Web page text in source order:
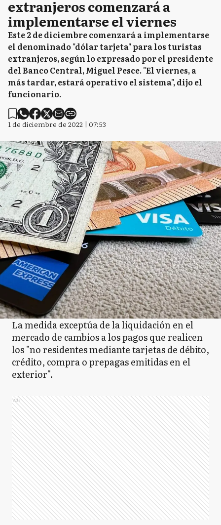
extranjeros comenzará a
implementarse el viernes
Este 2 de diciembre comenzará a implementarse
el denominado "dólar tarjeta" para los turistas
extranjeros, según lo expresado por el presidente
del Banco Central, Miguel Pesce. "El viernes, a
más tardar, estará operativo el sistema", dijo el
funcionario.
1 de diciembre de 2022 | 07:53
La medida exceptúa de la liquidación en el
mercado de cambios a los pagos que realicen
los "no residentes mediante tarjetas de débito,
crédito, compra o prepagas emitidas en el
exterior".
Ads